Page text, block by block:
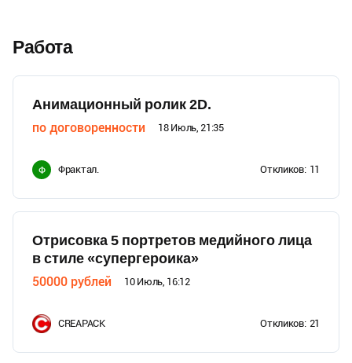
Работа
Анимационный ролик 2D.
по договоренности 18 Июль, 21:35
Ф Фрактал. Откликов: 11
Отрисовка 5 портретов медийного лица
в стиле «супергероика»
50000 рублей 10 Июль, 16:12
CREAPACK Откликов: 21